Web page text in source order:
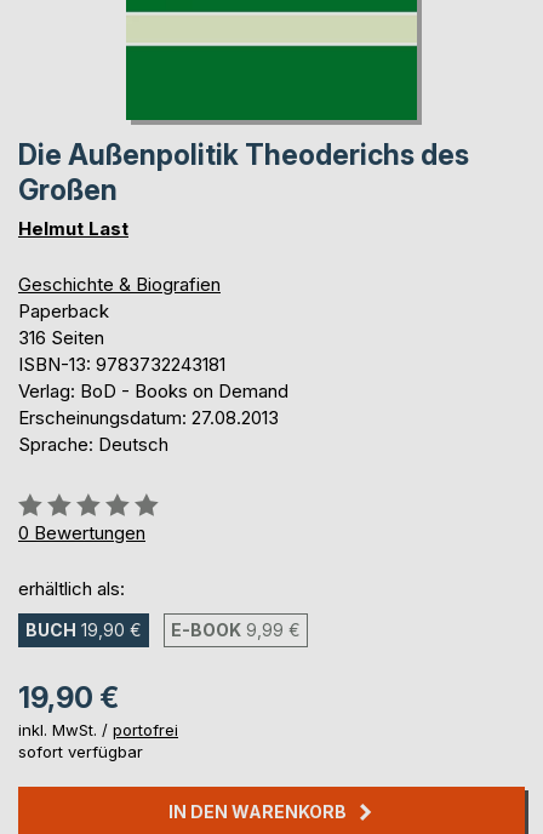
Die Außenpolitik Theoderichs des
Großen
Helmut Last
Geschichte & Biografien
Paperback
316 Seiten
ISBN-13: 9783732243181
Verlag: BoD - Books on Demand
Erscheinungsdatum: 27.08.2013
Sprache: Deutsch
Bewertung::
0%
0 Bewertungen
erhältlich als:
BUCH 19,90 € E-BOOK 9,99 €
19,90 €
inkl. MwSt. / portofrei
sofort verfügbar
IN DEN WARENKORB